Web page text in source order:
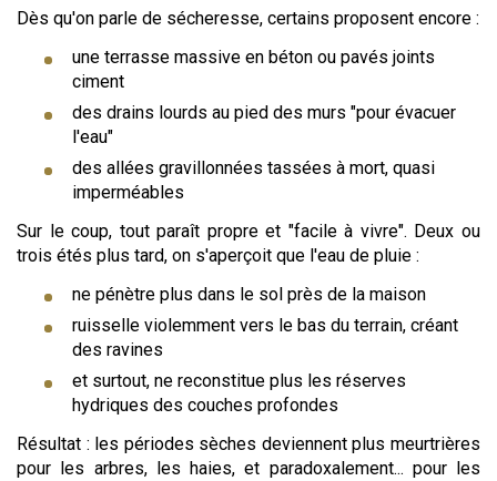
Dès qu'on parle de sécheresse, certains proposent encore :
une terrasse massive en béton ou pavés joints
ciment
des drains lourds au pied des murs "pour évacuer
l'eau"
des allées gravillonnées tassées à mort, quasi
imperméables
Sur le coup, tout paraît propre et "facile à vivre". Deux ou
trois étés plus tard, on s'aperçoit que l'eau de pluie :
ne pénètre plus dans le sol près de la maison
ruisselle violemment vers le bas du terrain, créant
des ravines
et surtout, ne reconstitue plus les réserves
hydriques des couches profondes
Résultat : les périodes sèches deviennent plus meurtrières
pour les arbres, les haies, et paradoxalement... pour les